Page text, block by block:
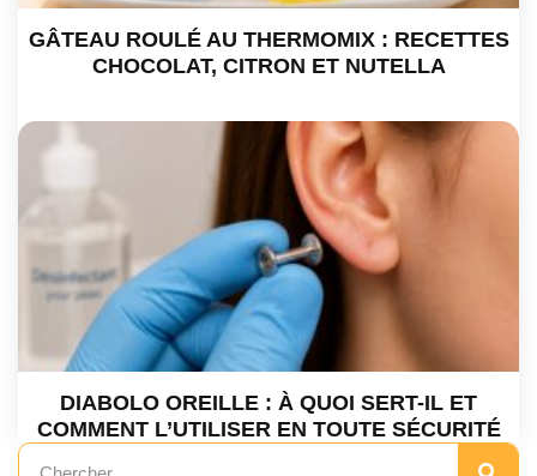
GÂTEAU ROULÉ AU THERMOMIX : RECETTES
CHOCOLAT, CITRON ET NUTELLA
DIABOLO OREILLE : À QUOI SERT-IL ET
COMMENT L’UTILISER EN TOUTE SÉCURITÉ